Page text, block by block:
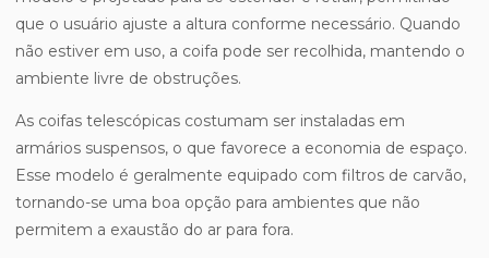
que o usuário ajuste a altura conforme necessário. Quando
não estiver em uso, a coifa pode ser recolhida, mantendo o
ambiente livre de obstruções.
As coifas telescópicas costumam ser instaladas em
armários suspensos, o que favorece a economia de espaço.
Esse modelo é geralmente equipado com filtros de carvão,
tornando-se uma boa opção para ambientes que não
permitem a exaustão do ar para fora.